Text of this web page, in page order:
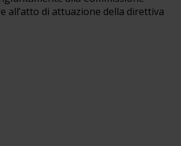
all’atto di attuazione della direttiva